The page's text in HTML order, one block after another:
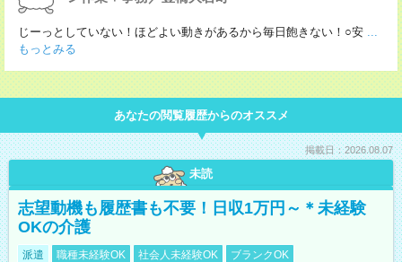
じーっとしていない！ほどよい動きがあるから毎日飽きない！○安 ...
もっとみる
あなたの閲覧履歴からのオススメ
掲載日：2026.08.07
未読
志望動機も履歴書も不要！日収1万円～＊未経験
OKの介護
派遣 職種未経験OK 社会人未経験OK
ブランクOK